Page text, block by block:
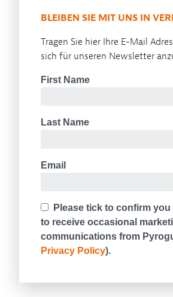
BLEIBEN SIE MIT UNS IN
Tragen Sie hier Ihre E-Mail
sich für unseren Newsletter